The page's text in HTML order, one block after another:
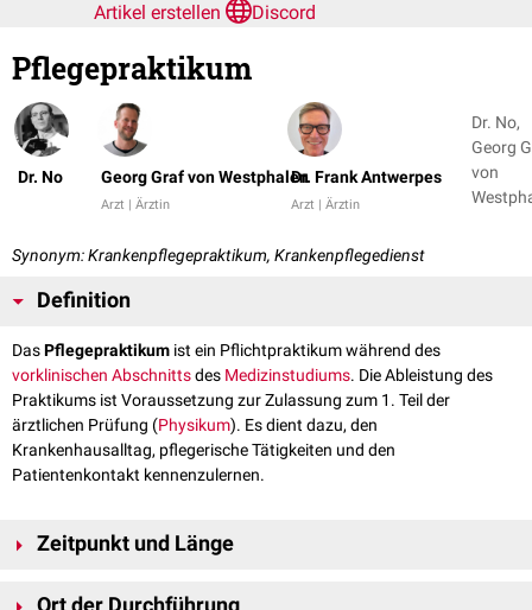
Artikel erstellen
Discord
Pflegepraktikum
Dr. No Georg Graf von Westphalen
Arzt | Ärztin
Dr. Frank Antwerpes
Arzt | Ärztin
Dr. No,
Georg
von
Synonym: Krankenpflegepraktikum, Krankenpflegedienst
Definition
DasPflegepraktikum ist ein Pflichtpraktikum während des
vorklinischen Abschnittsdes Medizinstudiums. Die Ableistung des
Praktikums ist Voraussetzung zur Zulassung zum 1. Teil der
ärztlichen Prüfung (Physikum). Es dient dazu, den
Krankenhausalltag, pflegerische Tätigkeiten und den
Patientenkontakt kennenzulernen.
Zeitpunkt und Länge